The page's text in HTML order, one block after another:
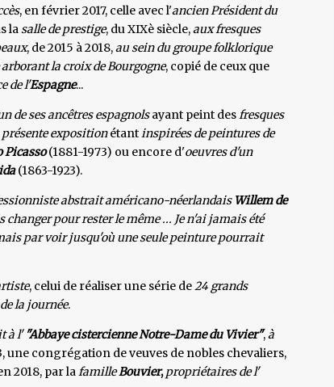
, en février 2017, celle avec l'ancien Président du
lasalle de prestige, du XIXè siècle,aux fresques
, de 2015 à 2018,au sein du groupe folklorique
la croix de Bourgogne, copié de ceux que
de l'Espagne...
de ses ancêtres espagnolsayant peint desfresques
expositionétantinspirées de peintures de
Picasso(1881-1973) ou encore d'oeuvres d'un
(1863-1923).
abstrait américano-néerlandaisWillem de
changer pour rester le même ... Je n'ai jamais été
par voir jusqu'où une seule peinture pourrait
, celui de réaliser une série de24 grands
la journée.
à l' "Abbaye cistercienne Notre-Dame du Vivier",à
une congrégation de veuves de nobles chevaliers,
2018, par lafamilleBouvier,propriétaires de l'